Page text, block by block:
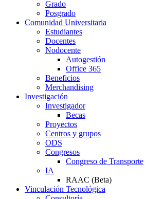
Grado
Posgrado
Comunidad Universitaria
Estudiantes
Docentes
Nodocente
Autogestión
Office 365
Beneficios
Merchandising
Investigación
Investigador
Becas
Proyectos
Centros y grupos
ODS
Congresos
Congreso de Transporte
IA
RAAC (Beta)
Vinculación Tecnológica